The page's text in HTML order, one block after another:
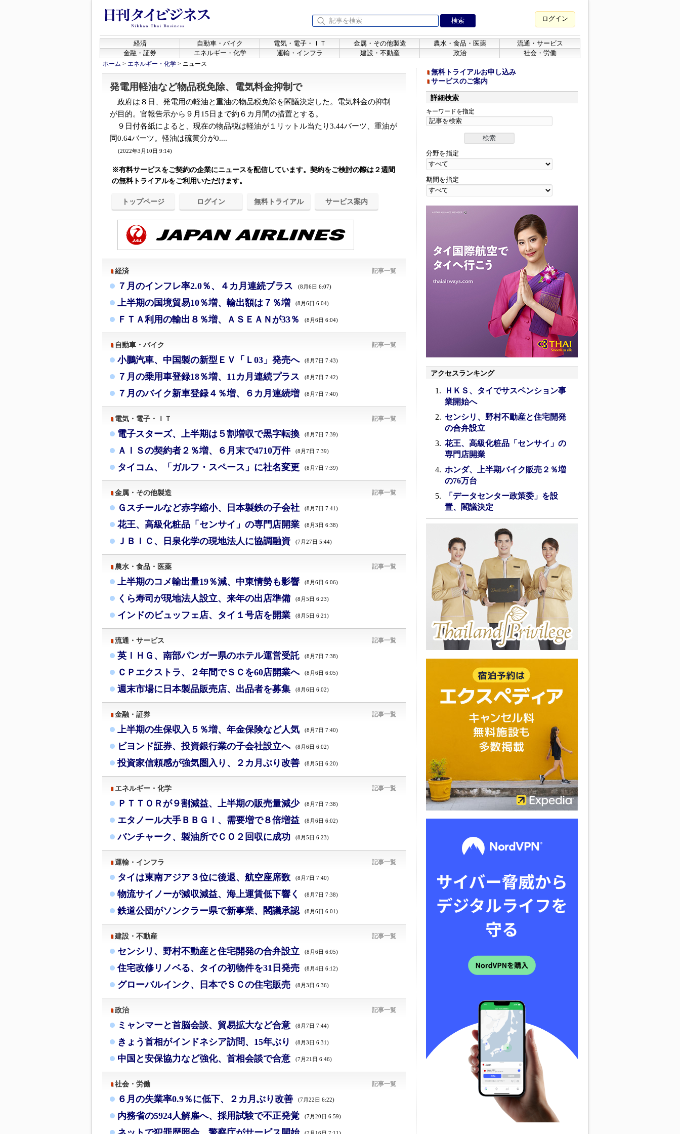
ログイン
経済 自動車・バイク 電気・電子・ＩＴ 金属・その他製造 農水・食品・医薬
流通・サービス
金融・証券
エネルギー・化学 運輸・インフラ 建設・不動産 政治 社会・労働
ホーム > エネルギー・化学 > ニュース
発電用軽油など物品税免除、電気料金抑制で
政府は８日、発電用の軽油と重油の物品税免除を閣議決定した。電気料金の抑制
が目的。官報告示から９月15日まで約６カ月間の措置とする。
９日付各紙によると、現在の物品税は軽油が１リットル当たり3.44バーツ、重油が
同0.64バーツ。軽油は硫黄分が0....
(2022年3月10日 9:14)
※有料サービスをご契約の企業にニュースを配信しています。契約をご検討の際は２週間
の無料トライアルをご利用いただけます。
トップページ ログイン 無料トライアル サービス案内
経済 記事一覧
７月のインフレ率2.0％、４カ月連続プラス (8月6日 6:07)
上半期の国境貿易10％増、輸出額は７％増 (8月6日 6:04)
ＦＴＡ利用の輸出８％増、ＡＳＥＡＮが33％ (8月6日 6:04)
自動車・バイク 記事一覧
小鵬汽車、中国製の新型ＥＶ「Ｌ03」発売へ (8月7日 7:43)
７月の乗用車登録18％増、11カ月連続プラス (8月7日 7:42)
７月のバイク新車登録４％増、６カ月連続増 (8月7日 7:40)
電気・電子・ＩＴ 記事一覧
電子スターズ、上半期は５割増収で黒字転換 (8月7日 7:39)
ＡＩＳの契約者２％増、６月末で4710万件 (8月7日 7:39)
タイコム、「ガルフ・スペース」に社名変更 (8月7日 7:39)
金属・その他製造 記事一覧
Ｇスチールなど赤字縮小、日本製鉄の子会社 (8月7日 7:41)
花王、高級化粧品「センサイ」の専門店開業 (8月3日 6:38)
ＪＢＩＣ、日泉化学の現地法人に協調融資 (7月27日 5:44)
農水・食品・医薬 記事一覧
上半期のコメ輸出量19％減、中東情勢も影響 (8月6日 6:06)
くら寿司が現地法人設立、来年の出店準備 (8月5日 6:23)
インドのビュッフェ店、タイ１号店を開業 (8月5日 6:21)
流通・サービス 記事一覧
英ＩＨＧ、南部パンガー県のホテル運営受託 (8月7日 7:38)
ＣＰエクストラ、２年間でＳＣを60店開業へ (8月6日 6:05)
週末市場に日本製品販売店、出品者を募集 (8月6日 6:02)
金融・証券 記事一覧
上半期の生保収入５％増、年金保険など人気 (8月7日 7:40)
ビヨンド証券、投資銀行業の子会社設立へ (8月6日 6:02)
投資家信頼感が強気圏入り、２カ月ぶり改善 (8月5日 6:20)
エネルギー・化学 記事一覧
ＰＴＴＯＲが９割減益、上半期の販売量減少 (8月7日 7:38)
エタノール大手ＢＢＧＩ、需要増で８倍増益 (8月6日 6:02)
バンチャーク、製油所でＣＯ２回収に成功 (8月5日 6:23)
運輸・インフラ 記事一覧
タイは東南アジア３位に後退、航空座席数 (8月7日 7:40)
物流サイノーが減収減益、海上運賃低下響く (8月7日 7:38)
鉄道公団がソンクラー県で新事業、閣議承認 (8月6日 6:01)
建設・不動産 記事一覧
センシリ、野村不動産と住宅開発の合弁設立 (8月6日 6:05)
住宅改修リノベる、タイの初物件を31日発売 (8月4日 6:12)
グローバルインク、日本でＳＣの住宅販売 (8月3日 6:36)
政治 記事一覧
ミャンマーと首脳会談、貿易拡大など合意 (8月7日 7:44)
きょう首相がインドネシア訪問、15年ぶり (8月3日 6:31)
中国と安保協力など強化、首相会談で合意 (7月21日 6:46)
社会・労働 記事一覧
６月の失業率0.9％に低下、２カ月ぶり改善 (7月22日 6:22)
内務省の5924人解雇へ、採用試験で不正発覚 (7月20日 6:59)
無料トライアルお申し込み
サービスのご案内
詳細検索
キーワードを指定
分野を指定
期間を指定
アクセスランキング
ＨＫＳ、タイでサスペンション事
業開始へ
センシリ、野村不動産と住宅開発
の合弁設立
花王、高級化粧品「センサイ」の
専門店開業
ホンダ、上半期バイク販売２％増
の76万台
「データセンター政策委」を設
置、閣議決定